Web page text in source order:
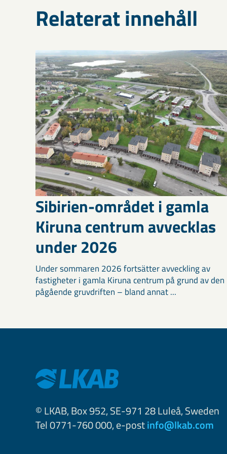
Relaterat innehåll
Sibirien-området i gamla
Kiruna centrum avvecklas
under 2026
Under sommaren 2026 fortsätter avveckling av
fastigheter i gamla Kiruna centrum på grund av den
pågående gruvdriften – bland annat ...
© LKAB, Box 952, SE-971 28 Luleå, Sweden
Tel 0771-760 000, e-postinfo@lkab.com